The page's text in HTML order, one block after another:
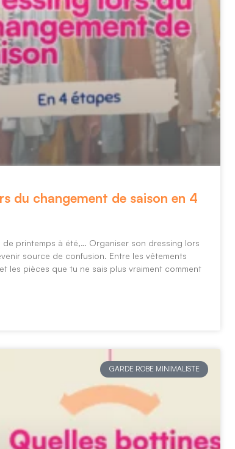
du changement de saison en 4
de printemps à été,… Organiser son dressing lors
source de confusion. Entre les vêtements
les pièces que tu ne sais plus vraiment comment
GARDE ROBE MINIMALISTE